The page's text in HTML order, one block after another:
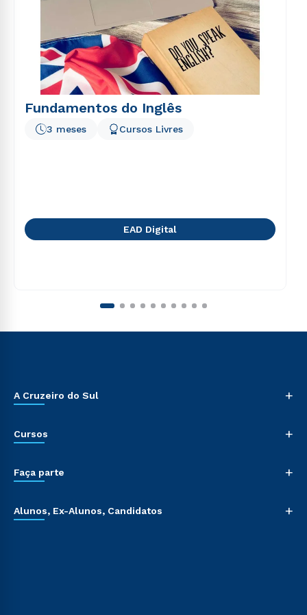
Fundamentos do Inglês
3 meses Cursos Livres
EAD Digital
A Cruzeiro do Sul +
Cursos +
Faça parte +
Alunos, Ex-Alunos, Candidatos +